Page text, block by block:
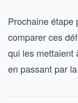
Prochaine étape
comparer ces
qui les mettaient
en passant par